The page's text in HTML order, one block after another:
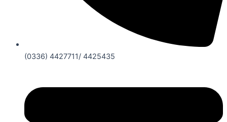
(0336) 4427711/ 4425435